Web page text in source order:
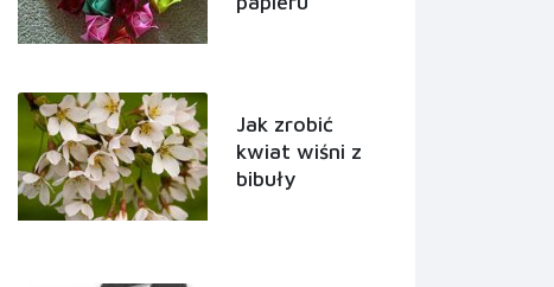
Jak zrobić
kwiat wiśni z
bibuły